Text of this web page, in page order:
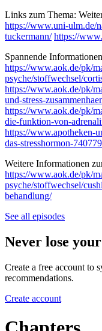
Links zum Thema:
https://www.uni-ulm.de/
tuckermann/ https://
Spannende
https://www.aok.de/pk/
psyche/stoffwechsel/
https://www.aok.de/pk/
und-stress-
https://www.aok.de/pk/
die-funktion-von-
https://www.apotheken-
das-stresshormon-
Weitere Informationen
https://www.aok.de/pk/
psyche/stoffwechsel/
behandlung/
See all episodes
Never lose
Create a free account to
recommendations.
Create account